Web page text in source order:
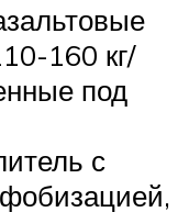
160 кг/
под
с